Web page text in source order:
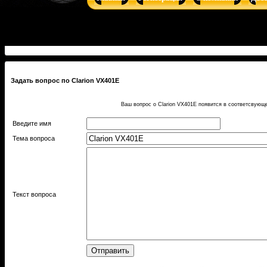
Задать вопрос по Clarion VX401E
Ваш вопрос о Clarion VX401E появится в
Введите имя
Тема вопроса
Текст вопроса